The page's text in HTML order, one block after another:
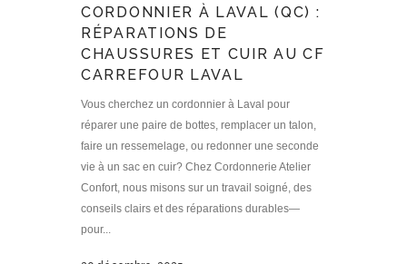
CORDONNIER À LAVAL (QC) :
RÉPARATIONS DE
CHAUSSURES ET CUIR AU CF
CARREFOUR LAVAL
Vous cherchez un cordonnier à Laval pour
réparer une paire de bottes, remplacer un talon,
faire un ressemelage, ou redonner une seconde
vie à un sac en cuir? Chez Cordonnerie Atelier
Confort, nous misons sur un travail soigné, des
conseils clairs et des réparations durables—
pour...